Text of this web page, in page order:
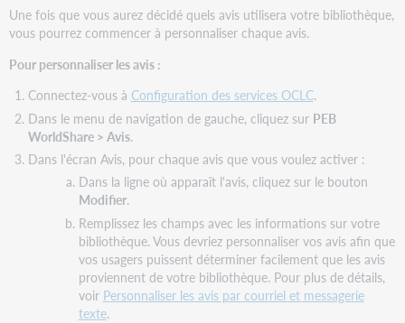
système
de
de
document
à
Usager
Autres
Insertions
Une fois que vous aurez décidé quels avis utilisera votre bibliothèque,
vous pourrez commencer à personnaliser chaque avis.
Pour personnaliser les avis :
Connectez-vous à Configuration des services OCLC.
Dans le menu de navigation de gauche, cliquez sur PEB
WorldShare > Avis.
Dans l'écran Avis, pour chaque avis que vous voulez activer :
Dans la ligne où apparaît l'avis, cliquez sur le bouton
Modifier.
Remplissez les champs avec les informations sur votre
bibliothèque. Vous devriez personnaliser vos avis afin que
vos usagers puissent déterminer facilement que les avis
proviennent de votre bibliothèque. Pour plus de détails,
voir Personnaliser les avis par courriel et messagerie
texte.